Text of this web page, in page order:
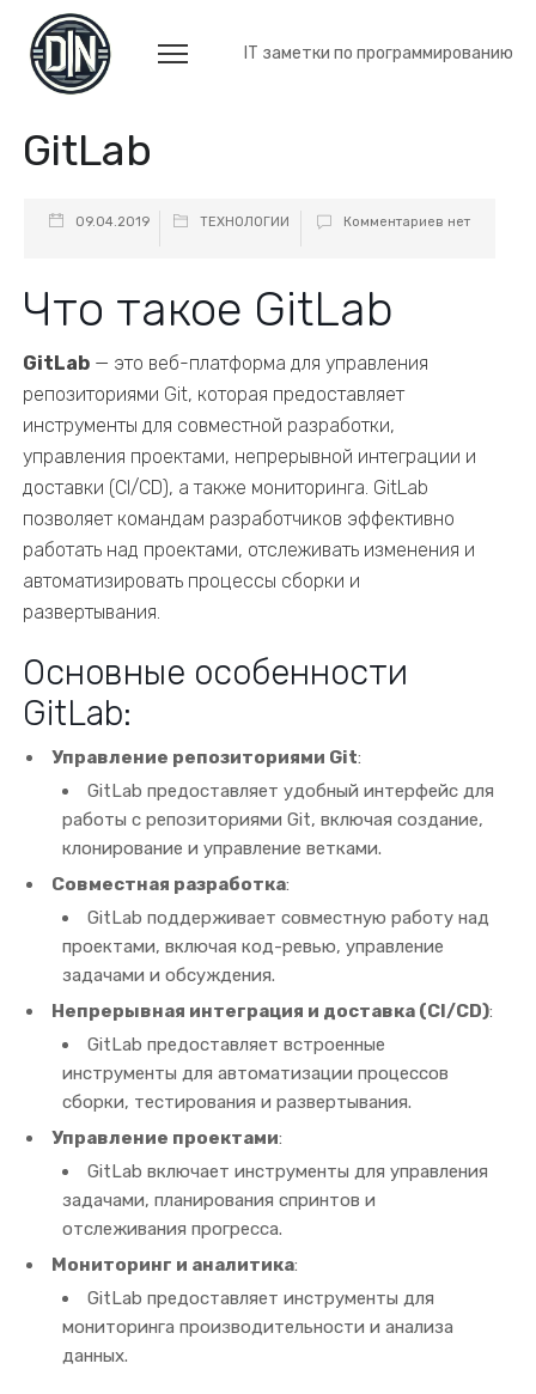
IT заметки по программированию
GitLab
09.04.2019 ТЕХНОЛОГИИ Комментариев нет
Что такое GitLab
GitLab — это веб-платформа для управления
репозиториями Git, которая предоставляет
инструменты для совместной разработки,
управления проектами, непрерывной интеграции и
доставки (CI/CD), а также мониторинга. GitLab
позволяет командам разработчиков эффективно
работать над проектами, отслеживать изменения и
автоматизировать процессы сборки и
развертывания.
Основные особенности
GitLab:
Управление репозиториями Git:
GitLab предоставляет удобный интерфейс для
работы с репозиториями Git, включая создание,
клонирование и управление ветками.
Совместная разработка:
GitLab поддерживает совместную работу над
проектами, включая код-ревью, управление
задачами и обсуждения.
Непрерывная интеграция и доставка (CI/CD):
GitLab предоставляет встроенные
инструменты для автоматизации процессов
сборки, тестирования и развертывания.
Управление проектами:
GitLab включает инструменты для управления
задачами, планирования спринтов и
отслеживания прогресса.
Мониторинг и аналитика:
GitLab предоставляет инструменты для
мониторинга производительности и анализа
данных.